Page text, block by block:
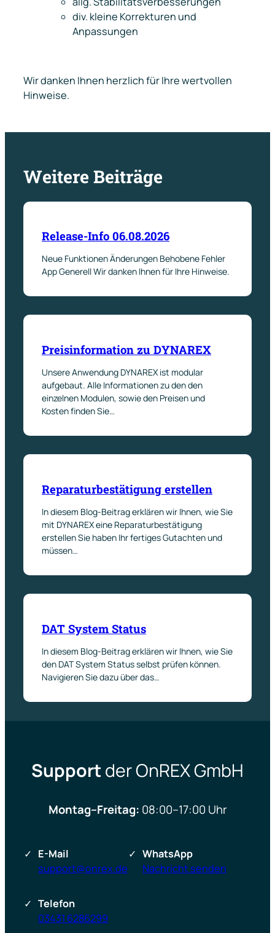
div. kleine Korrekturen und
Anpassungen
Wir danken Ihnen herzlich für Ihre wertvollen
Hinweise.
Weitere Beiträge
Release-Info 06.08.2026
Neue Funktionen Änderungen Behobene Fehler
App Generell Wir danken Ihnen für Ihre Hinweise.
Preisinformation zu DYNAREX
Unsere Anwendung DYNAREX ist modular
aufgebaut. Alle Informationen zu den den
einzelnen Modulen, sowie den Preisen und
Kosten finden Sie…
Reparaturbestätigung erstellen
In diesem Blog-Beitrag erklären wir Ihnen, wie Sie
mit DYNAREX eine Reparaturbestätigung
erstellen Sie haben Ihr fertiges Gutachten und
müssen…
DAT System Status
In diesem Blog-Beitrag erklären wir Ihnen, wie Sie
den DAT System Status selbst prüfen können.
Navigieren Sie dazu über das…
Support der OnREX GmbH
Montag–Freitag: 08:00–17:00 Uhr
E-Mail
support@onrex.de
WhatsApp
Nachricht senden
Telefon
03431 6286299